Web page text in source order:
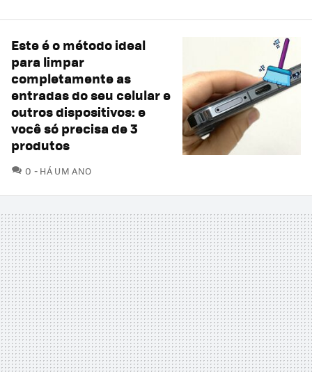
Este é o método ideal
para limpar
completamente as
entradas do seu celular e
outros dispositivos: e
você só precisa de 3
produtos
0 COMENTÁRIOS
HÁ UM ANO